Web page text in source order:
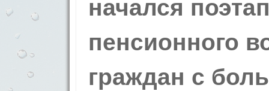
начался
пенсионного
граждан с